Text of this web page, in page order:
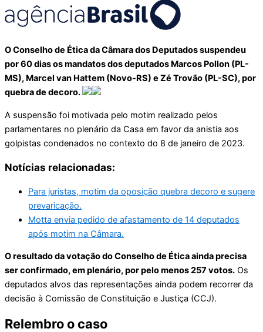
O Conselho de Ética da Câmara dos Deputados suspendeu
por 60 dias os mandatos dos deputados Marcos Pollon (PL-
MS), Marcel van Hattem (Novo-RS) e Zé Trovão (PL-SC), por
quebra de decoro.
A suspensão foi motivada pelo motim realizado pelos
parlamentares no plenário da Casa em favor da anistia aos
golpistas condenados no contexto do 8 de janeiro de 2023.
Notícias relacionadas:
Para juristas, motim da oposição quebra decoro e sugere
prevaricação.
Motta envia pedido de afastamento de 14 deputados
após motim na Câmara.
O resultado da votação do Conselho de Ética ainda precisa
ser confirmado, em plenário, por pelo menos 257 votos. Os
deputados alvos das representações ainda podem recorrer da
decisão à Comissão de Constituição e Justiça (CCJ).
Relembro o caso